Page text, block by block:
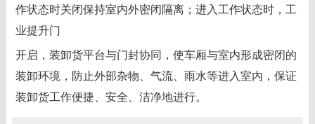
作状态时关闭保持室内外密闭隔离；进入工作状态时，工
业提升门
开启，装卸货平台与门封协同，使车厢与室内形成密闭的
装卸环境，防止外部杂物、气流、雨水等进入室内，保证
装卸货工作便捷、安全、洁净地进行。